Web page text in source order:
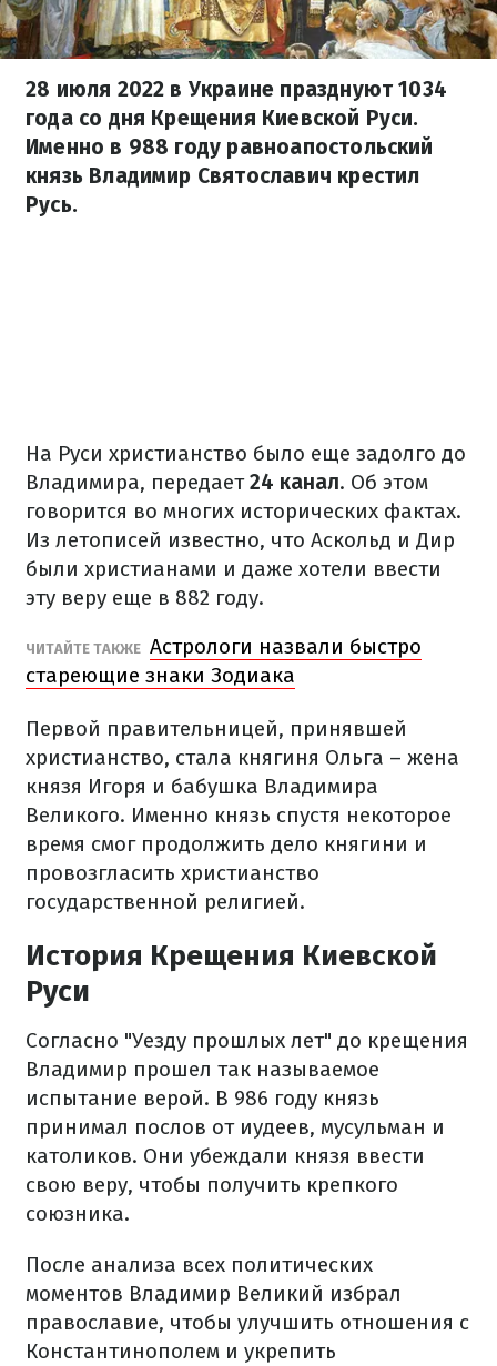
28 июля 2022 в Украине празднуют 1034
года со дня Крещения Киевской Руси.
Именно в 988 году равноапостольский
князь Владимир Святославич крестил
Русь.
На Руси христианство было еще задолго до
Владимира, передает24 канал. Об этом
говорится во многих исторических фактах.
Из летописей известно, что Аскольд и Дир
были христианами и даже хотели ввести
эту веру еще в 882 году.
ЧИТАЙТЕ ТАКЖЕ Астрологи назвали быстро
стареющие знаки Зодиака
Первой правительницей, принявшей
христианство, стала княгиня Ольга – жена
князя Игоря и бабушка Владимира
Великого. Именно князь спустя некоторое
время смог продолжить дело княгини и
провозгласить христианство
государственной религией.
История Крещения Киевской
Руси
Согласно "Уезду прошлых лет" до крещения
Владимир прошел так называемое
испытание верой. В 986 году князь
принимал послов от иудеев, мусульман и
католиков. Они убеждали князя ввести
свою веру, чтобы получить крепкого
союзника.
После анализа всех политических
моментов Владимир Великий избрал
православие, чтобы улучшить отношения с
Константинополем и укрепить